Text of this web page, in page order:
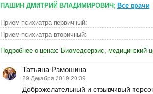
ПАШИН ДМИТРИЙ ВЛАДИМИРОВИЧ; Все врачи
Прием психиатра первичный:
Прием психиатра вторичный:
Подробнее о ценах: Биомедсервис, медицинский
Татьяна Рамошина
29 Декабря 2019 20:39
Доброжелательный и отзывчивый